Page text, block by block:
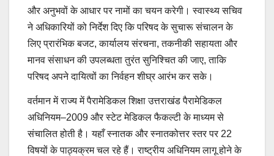
और अनुभवों के आधार पर नामों का चयन करेगी। स्वास्थ्य सचिव
ने अधिकारियों को निर्देश दिए कि परिषद के सुचारू संचालन के
लिए प्रारंभिक बजट, कार्यालय संरचना, तकनीकी सहायता और
मानव संसाधन की उपलब्धता तुरंत सुनिश्चित की जाए, ताकि
परिषद अपने दायित्वों का निर्वहन शीघ्र आरंभ कर सके।
वर्तमान में राज्य में पैरामेडिकल शिक्षा उत्तराखंड पैरामेडिकल
अधिनियम–2009 और स्टेट मेडिकल फैकल्टी के माध्यम से
संचालित होती है। यहाँ स्नातक और स्नातकोत्तर स्तर पर 22
विषयों के पाठ्यक्रम चल रहे हैं। राष्ट्रीय अधिनियम लागू होने के